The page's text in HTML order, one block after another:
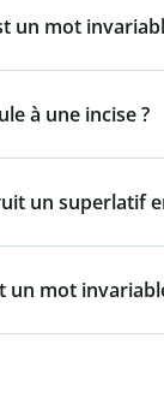
un mot
à une incise ?
un superlatif
un mot